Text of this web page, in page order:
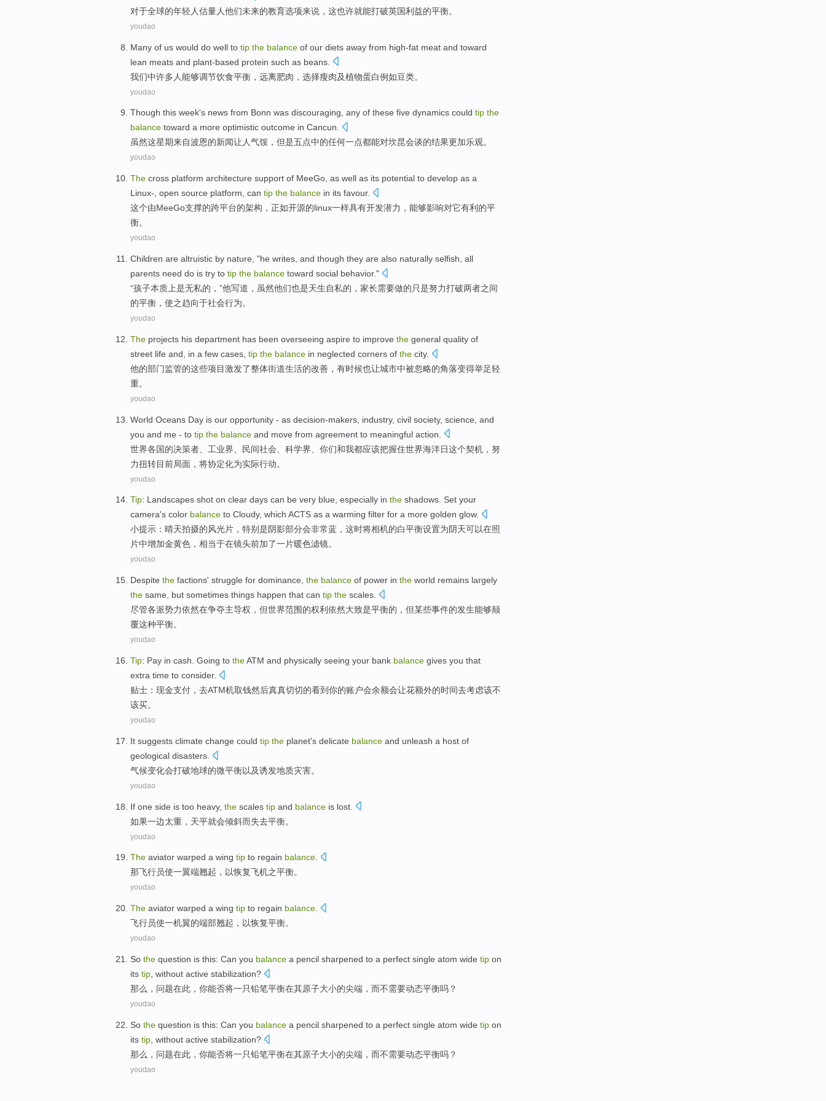
对于全球的年轻人估量人他们未来的教育选项来说， 这也许就能打破英国利益的平衡。
youdao
Many of us would do well to tip the balance of our diets away from high-fat meat and toward
lean meats and plant-based protein such as beans
我们中许多人能够调节饮食平衡 ， 远离肥肉 ，选择瘦肉及植物蛋白例如豆类。
youdao
Though this week's news from Bonn was discouraging, any of these five dynamics could tip the
balance toward a more optimistic outcome in Cancun.
虽然这星期来自波恩的新闻让人气馁 ，但是五点中的任何一点都能对坎昆会谈的结果更加乐观。
youdao
The cross platform architecture support of MeeGo as well as its potential to develop as a
Linux-, open source platform, can tip the balance in its favour.
这个由MeeGo支撑的跨平台的架构 ， 正如开源的linux一样具有开发潜力 ， 能够影响对它有利 的平
衡。
youdao
Children are altruistic by nature , "he writes , and though they are also naturally selfish all
parents need do is try to tip the balance toward social behavior."
“孩子本质上是无私的 ，”他写道 ， 虽然他们也是天生自私的， 家长需要做的只是努力打破两者之间
的平衡，使之趋向于社会行为。
youdao
The projects his department has been overseeing aspire to improve the general quality of
street life and, in a few cases tip the balance in neglected corners of the city.
他的部门监管的这些项目激发了整体街道生活的改善 ， 有时候也让城市中被忽略的角落变得举足轻
重。
youdao
World Oceans Day is our opportunity - as decision-makers industry, civil society, science , and
you and me - to tip the balance and move from agreement to meaningful action
世界各国的决策者 工业界 民间社会 科学界 你们和我都应该把握住世界海洋日这个契机，努
力扭转目前局面， 将协定化为实际行动。
youdao
Tip: Landscapes shot on clear days can be very blue, especially in the shadows. Set your
camera's color balance to Cloudy, which ACTS as a warming filter for a more golden glow.
小提示 ：晴天拍摄的风光片 ， 特别是阴影部分会非常蓝 ，这时将相机的白平衡设置为阴天可以在照
片中增加金黄色， 相当于在镜头前加了一片暖色滤镜。
youdao
Despite the factions' struggle for dominance the balance of power in the world remains largely
the same, but sometimes things happen that can tip the scales.
尽管各派势力依然在争夺主导权， 但世界范围的权利 依然大致是平衡的 ，但某些事件的发生能够颠
覆这种平衡。
youdao
Tip: Pay in cash Going to theATM and physically seeing your bank balance gives you that
extra time to consider.
贴士 ： 现金支付 ， 去ATM机取钱然后真真切切的看到你的账户会余额会让花额外的时间去考虑该不
该买。
youdao
It suggests climate change could tip the planet's delicate balance and unleash a host of
geological disasters
气候变化会打破地球的微平衡以及诱发地质灾害。
youdao
If one side is too heavy, the scales tip and balance is lost
如果一边太重 ， 天平就会倾斜而失去平衡。
youdao
The aviator warped a wing tip to regain balance.
那飞行员使一翼端翘起， 以恢复飞机之平衡。
youdao
The aviator warped a wing tip to regain balance
飞行员使一机翼的端部翘起， 以恢复平衡。
youdao
So the question is this: Can you balance a pencil sharpened to a perfect single atom wide tip on
its tip without active stabilization?
那么 ， 问题在此 ， 你能否将一只铅笔平衡在其原子大小的尖端 ， 而不需要动态平衡吗？
youdao
So the question is this: Can you balance a pencil sharpened to a perfect single atom wide tip on
its tip without active stabilization?
那么 ， 问题在此 ， 你能否将一只铅笔平衡在其原子大小的尖端 ， 而不需要动态平衡吗？
youdao